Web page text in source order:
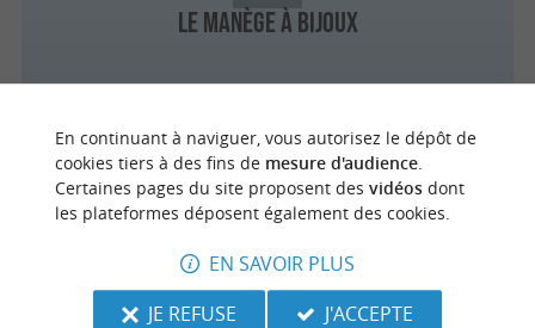
Le manège à bijoux
Julien d'Orcel
Dax
En continuant à naviguer, vous autorisez le dépôt de
cookies tiers à des fins de mesure d'audience.
Certaines pages du site proposent des vidéosdont
les plateformes déposent également des cookies.
EN SAVOIR PLUS
JE REFUSE
J'ACCEPTE